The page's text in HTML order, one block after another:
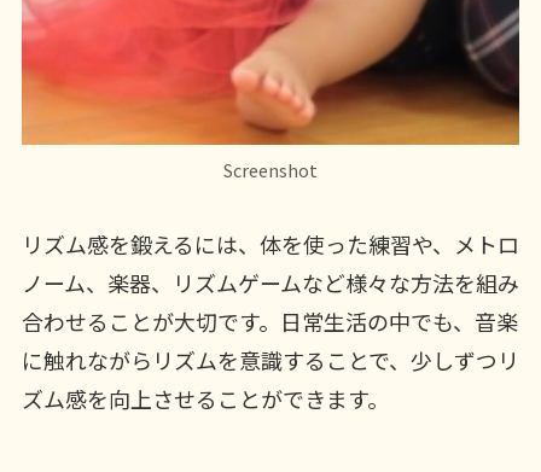
Screenshot
リズム感を鍛えるには、体を使った練習や、メトロ
ノーム、楽器、リズムゲームなど様々な方法を組み
合わせることが大切です。日常生活の中でも、音楽
に触れながらリズムを意識することで、少しずつリ
ズム感を向上させることができます。